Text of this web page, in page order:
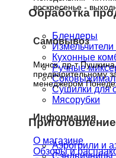
Обработка
Блендеры
Измельчители
Кухонные
Ручные
Сушилки для
Мясорубки
Аэрогрили и
воскресенье -
Самовывоз
Минск, пр-т
предварительному
менеджером
Информация
О магазине
Обзоры и